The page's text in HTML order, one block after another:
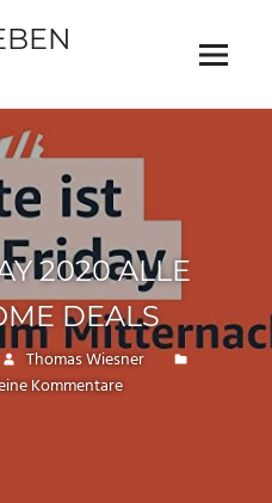
Menu
2020 ALLE
DEALS
Thomas Wiesner
Kommentare